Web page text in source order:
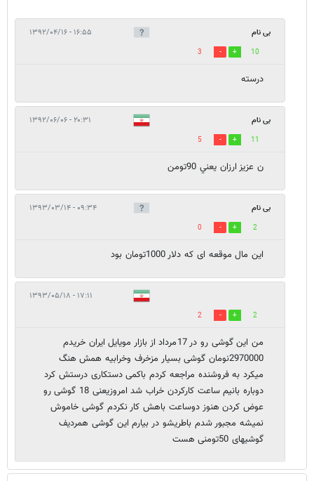
بی نام ۱۶:۵۵ - ۱۳۹۲/۰۴/۱۶
10
3
درسته
بی نام ۲۰:۳۱ - ۱۳۹۲/۰۶/۰۶
11
5
ن عزيز ارزان يعني 90تومن
بی نام ۰۹:۳۴ - ۱۳۹۳/۰۳/۱۴
2
0
این مال موقعه ای که دلار 1000تومان بود
۱۷:۱۱ - ۱۳۹۳/۰۵/۱۸
2
2
من این گوشی رو در 17مرداد از بازار مویایل ایران خریدم
2970000نومان گوشی بسیار مزخرف وخرابیه همش هنگ
میکرد به فروشنده مراجعه کردم باکمی دستکاری درستش کرد
دوباره بانیم ساعت کارکردن خراب شد امروزیعنی 18 گوشی رو
عوض کردن هنوز دوساعت باهش کار نکردم گوشی خاموش
نمیشه مجبور شدم باطریشو در بیارم این گوشی همردیف
گوشیهای 50تومنی هست